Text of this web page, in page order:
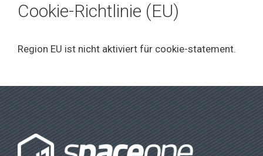
Cookie-Richtlinie (EU)
Region EU ist nicht aktiviert für cookie-statement.